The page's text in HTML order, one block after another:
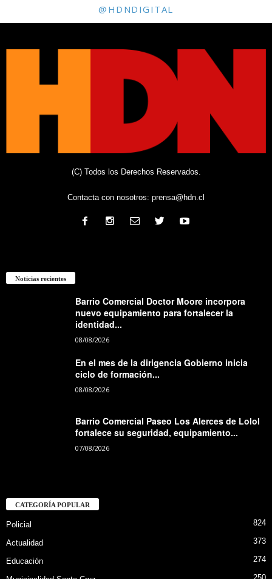
@HDNDIGITAL
(C) Todos los Derechos Reservados.
Contacta con nosotros: prensa@hdn.cl
Noticias recientes
Barrio Comercial Doctor Moore incorpora
nuevo equipamiento para fortalecer la
identidad...
08/08/2026
En el mes de la dirigencia Gobierno inicia
ciclo de formación...
08/08/2026
Barrio Comercial Paseo Los Alerces de Lolol
fortalece su seguridad, equipamiento...
07/08/2026
CATEGORÍA POPULAR
Policial 824
Actualidad 373
Educación 274